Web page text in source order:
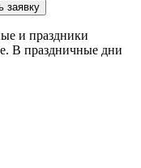
заявку
и праздники
В праздничные дни